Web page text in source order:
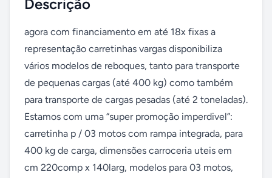
Descrição
agora com financiamento em até 18x fixas a
representação carretinhas vargas disponibiliza
vários modelos de reboques, tanto para transporte
de pequenas cargas (até 400 kg) como também
para transporte de cargas pesadas (até 2 toneladas).
Estamos com uma “super promoção imperdivel”:
carretinha p / 03 motos com rampa integrada, para
400 kg de carga, dimensões carroceria uteis em
cm 220comp x 140larg, modelos para 03 motos,